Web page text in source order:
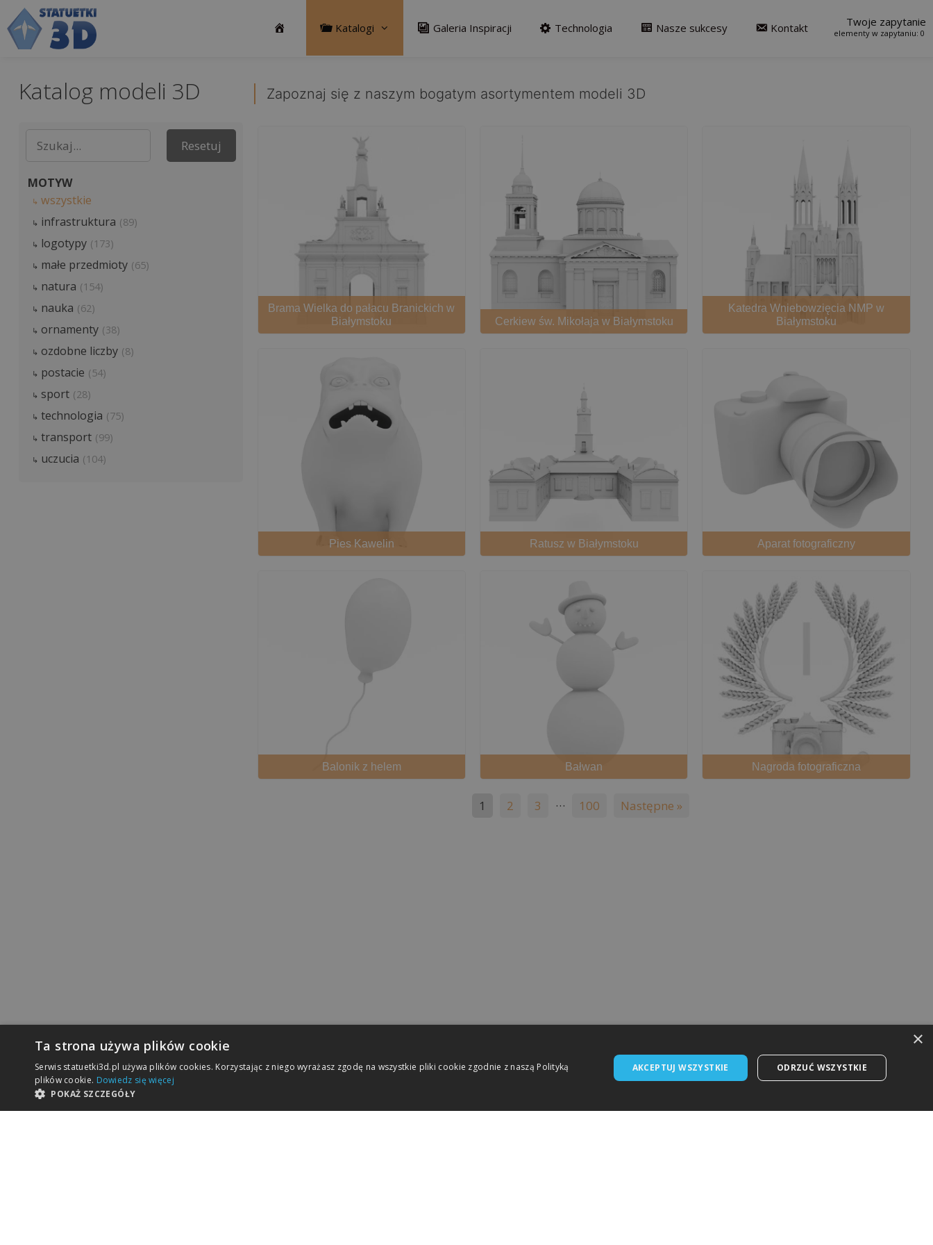
Przejdź
do
treści
Katalogi Galeria Inspiracji Technologia Nasze sukcesy Kontakt 0
Twoje zapytanie
Katalog modeli 3D Zapoznaj się z naszym bogatym asortymentem modeli 3D
MOTYW
wszystkie
infrastruktura (89)
logotypy (173)
małe przedmioty (65)
natura (154)
nauka (62)
ornamenty (38)
ozdobne liczby (8)
postacie (54)
sport (28)
technologia (75)
transport (99)
uczucia (104)
Brama Wielka do pałacu Branickich w
Białymstoku
Cerkiew św. Mikołaja w Białymstoku
Katedra Wniebowzięcia NMP w
Białymstoku
Pies Kawelin Ratusz w Białymstoku Aparat fotograficzny
Balonik z helem Bałwan Nagroda fotograficzna
1 2 3 … 100 Następne »
×
Ta strona używa plików cookie
Serwis statuetki3d.pl używa plików cookies. Korzystając z niego wyrażasz zgodę na wszystkie pliki cookie zgodnie z naszą Polityką
plików cookie. Dowiedz się więcej
POKAŻ SZCZEGÓŁY
AKCEPTUJ WSZYSTKIE ODRZUĆ WSZYSTKIE